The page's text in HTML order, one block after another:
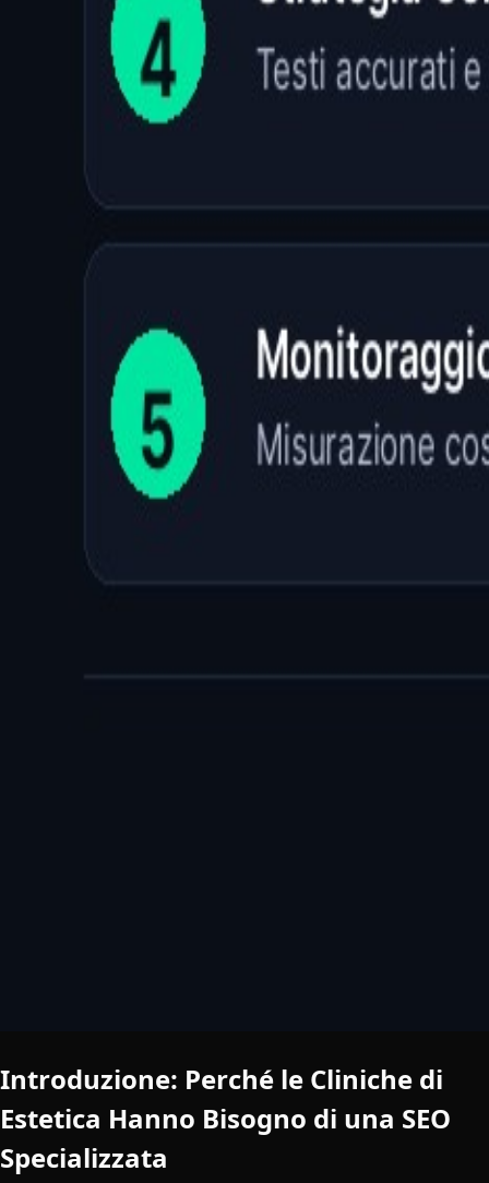
Introduzione: Perché le Cliniche di
Estetica Hanno Bisogno di una SEO
Specializzata